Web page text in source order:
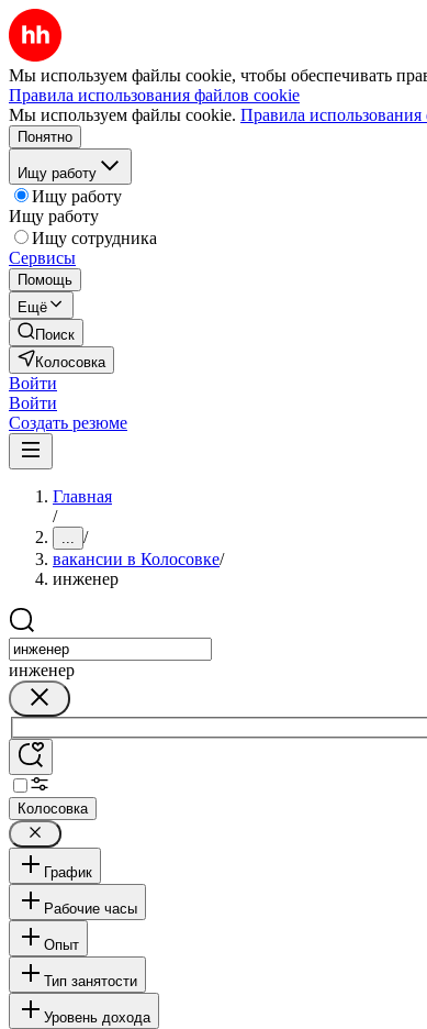
Мы используем файлы cookie, чтобы обеспечивать
Правила использования файлов cookie
Мы используем файлы cookie. Правила
Понятно
Ищу работу
Ищу работу
Ищу работу
Ищу сотрудника
Сервисы
Помощь
Ещё
Поиск
Колосовка
Войти
Войти
Создать резюме
Главная
/
... /
вакансии в Колосовке/
инженер
инженер
Колосовка
График
Рабочие часы
Опыт
Тип занятости
Уровень дохода